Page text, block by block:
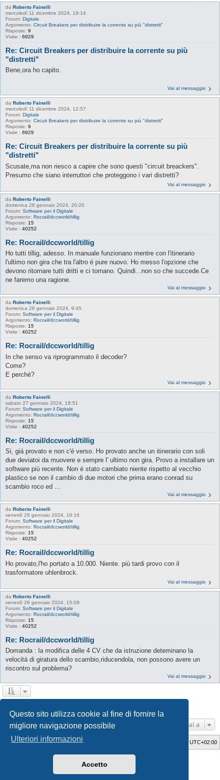
Questo sito utilizza cookie al fine di fornire la
migliore navigazione possibile
Ulteriori informazioni
Accetto
da Roberto Fainelli
mercoledì 11 dicembre 2024, 19:14
Forum: Digitale
Argomento: Circuit Breakers per distribuire la corrente su più "distretti"
Risposte: 9
Visite : 6929
Re: Circuit Breakers per distribuire la corrente su più
"distretti"
Bene,ora ho capito.
Vai al messaggio
da Roberto Fainelli
mercoledì 11 dicembre 2024, 12:57
Forum: Digitale
Argomento: Circuit Breakers per distribuire la corrente su più "distretti"
Risposte: 9
Visite : 6929
Re: Circuit Breakers per distribuire la corrente su più
"distretti"
Scusate,ma non riesco a capire che sono questi "circuit breackers".
Presumo che siano interruttori che proteggono i vari distretti?
Vai al messaggio
da Roberto Fainelli
domenica 28 gennaio 2024, 20:20
Forum: Software per il Digitale
Argomento: Rocrail/dccworld/tillig
Risposte: 15
Visite : 40252
Re: Rocrail/dccworld/tillig
Ho tutti tillig, adesso. In manuale funzionano mentre con l'itinerario
l'ultimo non gira che tra l'altro é pure nuovo. Ho messo l'opzione che
devono ritornare tutti dritti e ci tornano. Quindi...non so che succede.Ce
ne faremo una ragione.
Vai al messaggio
da Roberto Fainelli
domenica 28 gennaio 2024, 9:45
Forum: Software per il Digitale
Argomento: Rocrail/dccworld/tillig
Risposte: 15
Visite : 40252
Re: Rocrail/dccworld/tillig
In che senso va riprogrammato il decoder?
Come?
E perché?
Vai al messaggio
da Roberto Fainelli
sabato 27 gennaio 2024, 18:51
Forum: Software per il Digitale
Argomento: Rocrail/dccworld/tillig
Risposte: 15
Visite : 40252
Re: Rocrail/dccworld/tillig
Si, giá provato e non c'é verso. Ho provato anche un itinerario con soli
due deviatoi da muovere e sempre l' ultimo non gira. Provo a installare un
software piú recente. Non é stato cambiato niente rispetto al vecchio
plastico se non il cambio di due motori che prima erano conrad su
scambio roco ed ...
Vai al messaggio
da Roberto Fainelli
venerdì 26 gennaio 2024, 16:16
Forum: Software per il Digitale
Argomento: Rocrail/dccworld/tillig
Risposte: 15
Visite : 40252
Re: Rocrail/dccworld/tillig
Ho provato,l'ho portato a 10.000. Niente. più tardi provo con il
trasformatore uhlenbrock.
Vai al messaggio
da Roberto Fainelli
venerdì 26 gennaio 2024, 15:09
Forum: Software per il Digitale
Argomento: Rocrail/dccworld/tillig
Risposte: 15
Visite : 40252
Re: Rocrail/dccworld/tillig
Domanda : la modifica delle 4 CV che da istruzione deteminano la
velocitá di giratura dello scambio,riducendola, non possono avere un
riscontro sul problema?
Vai al messaggio
Vai a
Indice UTC+02:00
GTA game
phpBB® Forum Software © phpBB Limited
phpBB-Italia.it